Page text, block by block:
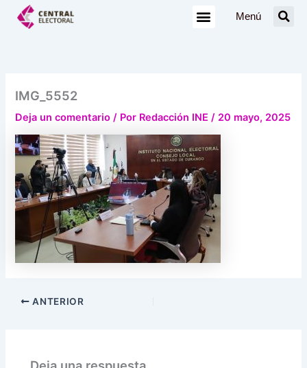
Menú
IMG_5552
Deja un comentario / Por Redacción INE/ 20 mayo, 2025
ANTERIOR